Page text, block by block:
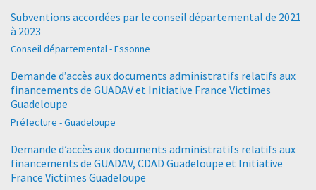
Subventions accordées par le conseil départemental de 2021
à 2023
Conseil départemental - Essonne
Demande d’accès aux documents administratifs relatifs aux
financements de GUADAV et Initiative France Victimes
Guadeloupe
Préfecture - Guadeloupe
Demande d’accès aux documents administratifs relatifs aux
financements de GUADAV, CDAD Guadeloupe et Initiative
France Victimes Guadeloupe